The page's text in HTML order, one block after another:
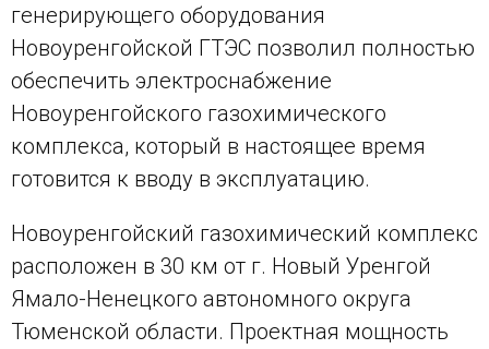
генерирующего оборудования
Новоуренгойской ГТЭС позволил полностью
обеспечить электроснабжение
Новоуренгойского газохимического
комплекса, который в настоящее время
готовится к вводу в эксплуатацию.
Новоуренгойский газохимический комплекс
расположен в 30 км от г. Новый Уренгой
Ямало-Ненецкого автономного округа
Тюменской области. Проектная мощность